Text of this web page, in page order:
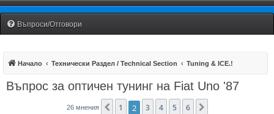
Fiat Uno Club Bulgaria
Въпроси/Отговори
Начало Технически Раздел / Technical Section Tuning & ICE.!
Въпрос за оптичен тунинг на Fiat Uno '87
26 мнения Предишна
1 2 3 4 5 6